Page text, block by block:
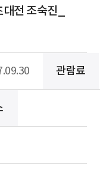
전 조숙진_
관람료